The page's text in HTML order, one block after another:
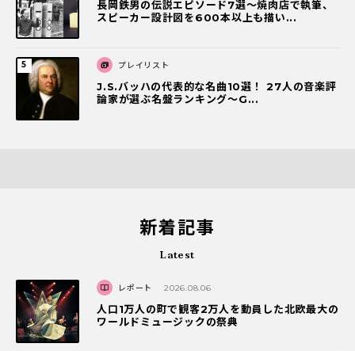
長岡鉄男の伝説エピソード7選〜焼肉店で執筆、
スピーカー設計図を600本以上も描い...
プレイリスト
J.S.バッハの代表的な名曲10選！ 27人の音楽評
論家が選ぶ名盤ランキング〜G...
新着記事
Latest
レポート 2026.08.06
人口1万人の町で観客2万人を動員した北欧最大の
ワールドミュージックの祭典